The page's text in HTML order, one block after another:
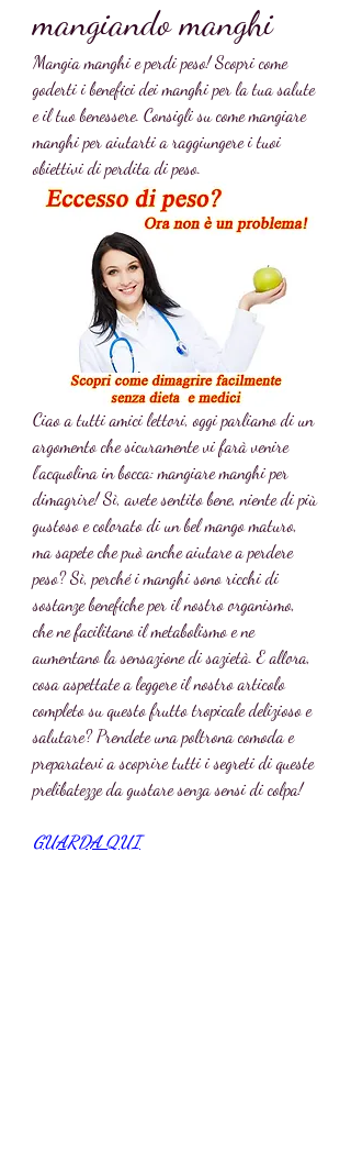
mangiando manghi
Mangia manghi e perdi peso! Scopri come
goderti i benefici dei manghi per la tua salute
e il tuo benessere. Consigli su come mangiare
manghi per aiutarti a raggiungere i tuoi
obiettivi di perdita di peso.
Ciao a tutti amici lettori, oggi parliamo di un
argomento che sicuramente vi farà venire
l'acquolina in bocca: mangiare manghi per
dimagrire! Sì, avete sentito bene, niente di più
gustoso e colorato di un bel mango maturo,
ma sapete che può anche aiutare a perdere
peso? Sì, perché i manghi sono ricchi di
sostanze benefiche per il nostro organismo,
che ne facilitano il metabolismo e ne
aumentano la sensazione di sazietà. E allora,
cosa aspettate a leggere il nostro articolo
completo su questo frutto tropicale delizioso e
salutare? Prendete una poltrona comoda e
preparatevi a scoprire tutti i segreti di queste
prelibatezze da gustare senza sensi di colpa!
GUARDA QUI